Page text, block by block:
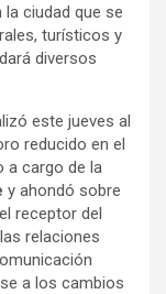
ciudad que se
turísticos y
diversos
este jueves al
reducido en el
a cargo de la
y ahondó sobre
receptor del
relaciones
a los cambios